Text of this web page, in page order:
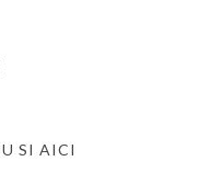
SI AICI